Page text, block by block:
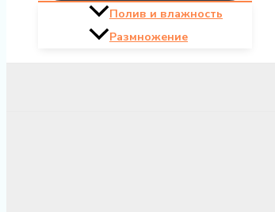
Полив и влажность
Размножение